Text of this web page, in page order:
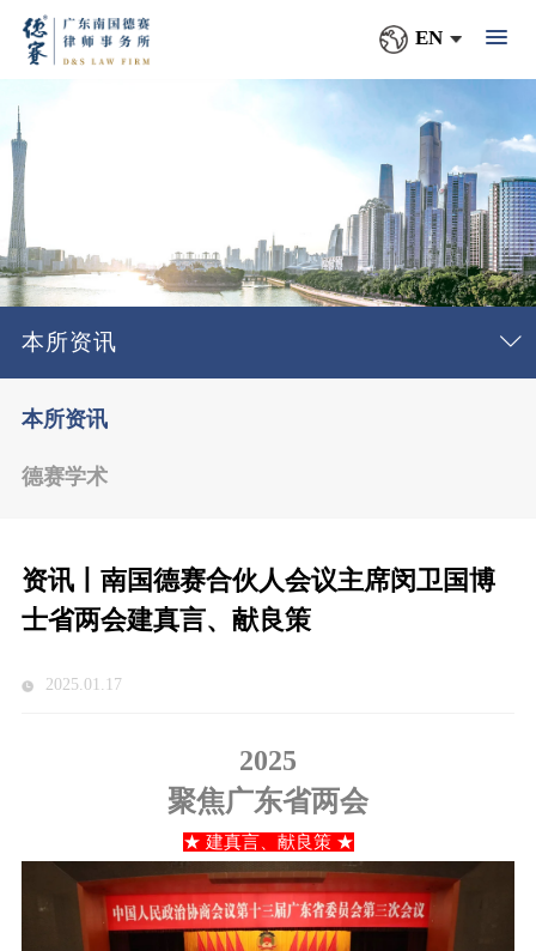
EN
本所资讯
本所资讯
德赛学术
资讯丨南国德赛合伙人会议主席闵卫国博
士省两会建真言、献良策
2025.01.17
2025
聚焦广东省两会
★ 建真言、献良策 ★